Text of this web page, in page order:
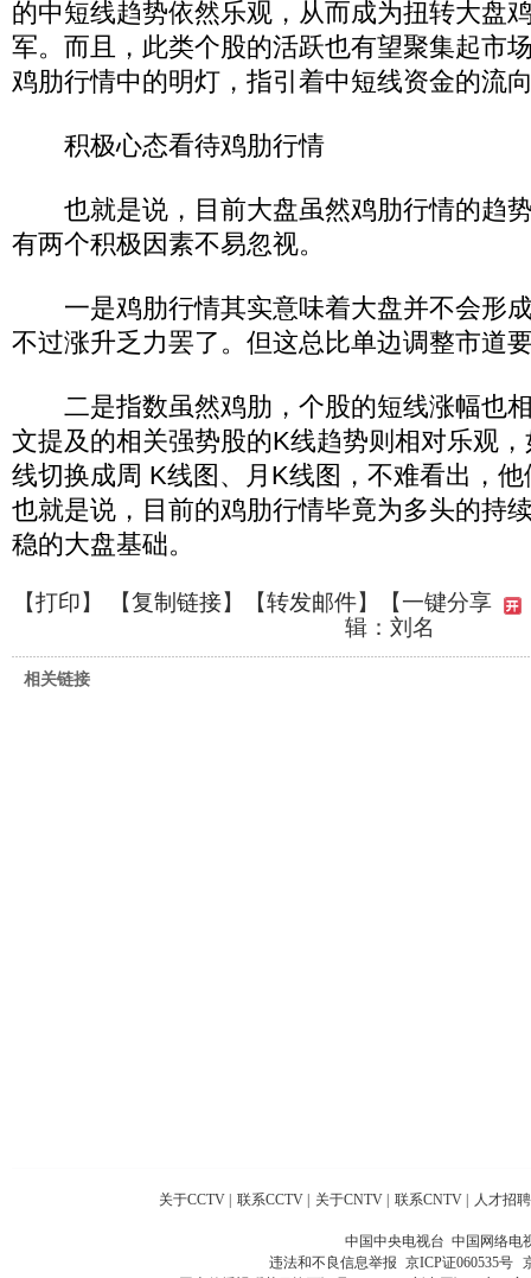
的中短线趋势依然乐观，从而成为扭转大盘
军。而且，此类个股的活跃也有望聚集起市
鸡肋行情中的明灯，指引着中短线资金的流
积极心态看待鸡肋行情
也就是说，目前大盘虽然鸡肋行情的趋
有两个积极因素不易忽视。
一是鸡肋行情其实意味着大盘并不会形
不过涨升乏力罢了。但这总比单边调整市道
二是指数虽然鸡肋，个股的短线涨幅也
文提及的相关强势股的K线趋势则相对乐观
线切换成周 K线图、月K线图，不难看出，
也就是说，目前的鸡肋行情毕竟为多头的持
稳的大盘基础。
【打印】 【复制链接】【转发邮件】
【一键分享
辑：刘名
相关链接
关于CCTV | 联系CCTV | 关于CNTV | 联系CNTV | 人才招聘
中国中央电视台 中国网络电
违法和不良信息举报 京ICP证060535号